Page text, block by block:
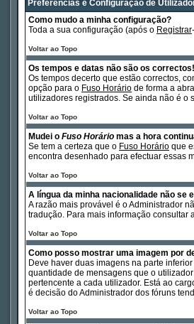
Preferências e Configuração de
Como mudo a minha configuração?
Toda a sua configuração (após o Registrar
Voltar ao Topo
Os tempos e datas não são os correctos!
Os tempos decerto que estão correctos,
opção para o Fuso Horário de forma a
utilizadores registrados. Se ainda não é o
Voltar ao Topo
Mudei o Fuso Horário mas a hora
Se tem a certeza que o Fuso Horário que
encontra desenhado para efectuar essas
Voltar ao Topo
A língua da minha nacionalidade não se
A razão mais provável é o Administrador
tradução. Para mais informação consultar
Voltar ao Topo
Como posso mostrar uma imagem por
Deve haver duas imagens na parte
quantidade de mensagens que o
pertencente a cada utilizador. Está ao
é decisão do Administrador dos fóruns
Voltar ao Topo